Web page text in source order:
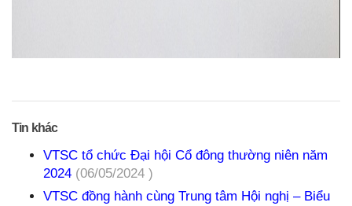
Tin khác
VTSC tổ chức Đại hội Cổ đông thường niên năm
2024 (06/05/2024 )
VTSC đồng hành cùng Trung tâm Hội nghị – Biểu